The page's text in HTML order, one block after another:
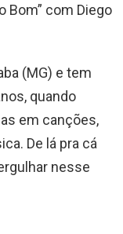
Bom” com Diego
(MG) e tem
quando
em canções,
De lá pra cá
nesse